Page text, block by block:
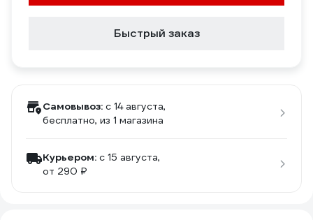
Быстрый заказ
Самовывоз: c 14 августа,
бесплатно, из 1 магазина
Курьером: c 15 августа,
от 290 ₽